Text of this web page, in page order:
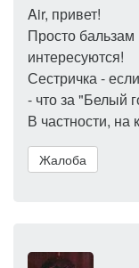
Air, привет!
Просто
интересуются!
Сестричка -
- что за "Белый
В частности, на
Жалоба